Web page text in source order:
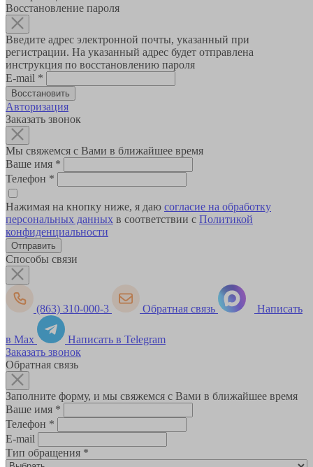
Восстановление пароля
Введите адрес электронной почты, указанный при
регистрации. На указанный адрес будет отправлена
инструкция по восстановлению пароля
E-mail *
Авторизация
Заказать звонок
Мы свяжемся с Вами в ближайшее время
Ваше имя *
Телефон *
Нажимая на кнопку ниже, я даю согласие на обработку
персональных данных в соответствии с Политикой
конфиденциальности
Способы связи
(863) 310-000-3 Обратная связь Написать
в Max
Написать в Telegram
Заказать звонок
Обратная связь
Заполните форму, и мы свяжемся с Вами в ближайшее время
Ваше имя *
Телефон *
E-mail
Тип обращения *